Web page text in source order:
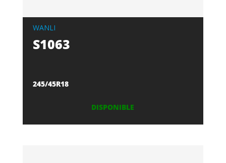
WANLI
S1063
245/45R18
DISPONIBLE